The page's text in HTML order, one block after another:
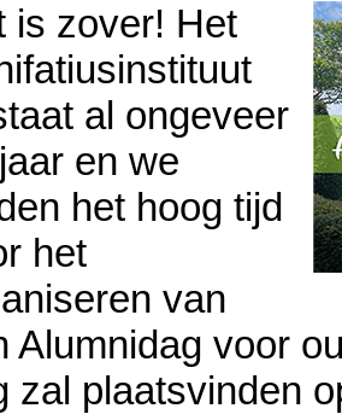
is zover! Het
al ongeveer
en we
het hoog tijd
het
van
Alumnidag voor
zal plaatsvinden